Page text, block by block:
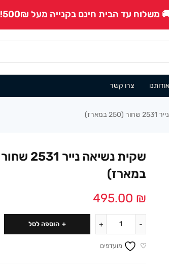
משלוח עד הבית חינם בקנייה מעל 500₪!
אודותנו צרו קשר
במארז)
במארז)
495.00 ₪
הוספה לסל
מועדפים